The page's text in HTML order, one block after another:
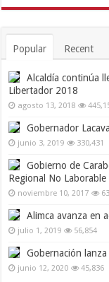
Popular Recent
Alcaldía continúa
Libertador 2018
agosto 13, 2018
Gobernador
junio 3, 2019 330,431
Gobierno de
Regional No Laborable
noviembre 10, 2017
Alimca avanza en
julio 1, 2019 56,854
Gobernación
junio 12, 2020 45,836